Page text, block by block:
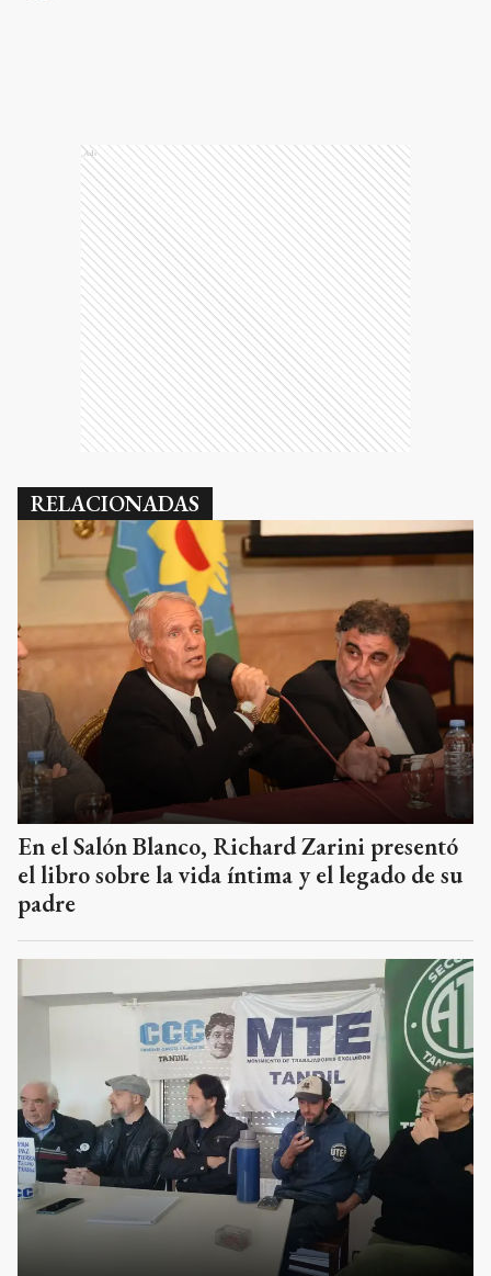
Ads
RELACIONADAS
En el Salón Blanco, Richard Zarini presentó
el libro sobre la vida íntima y el legado de su
padre